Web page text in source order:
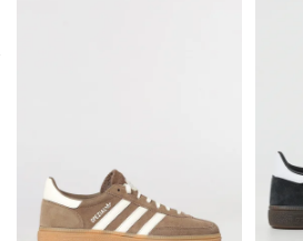
有Adidas和Adidas
查看所有ADIDAS